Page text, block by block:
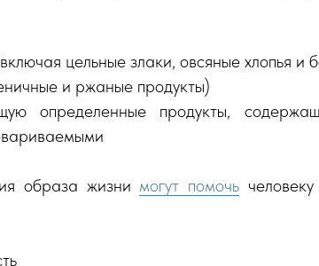
цельные злаки, овсяные хлопья и
и ржаные продукты)
определенные продукты,
образа жизни могут помочьчеловеку